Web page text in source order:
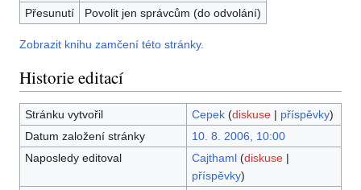
Přesunutí
Povolit jen správcům (do odvolání)
Zobrazit knihu zamčení této stránky.
Historie editací
Stránku vytvořil Cepek (diskuse| příspěvky)
Datum založení stránky
10. 8. 2006, 10:00
Naposledy editoval
Cajthaml (diskuse|
příspěvky)